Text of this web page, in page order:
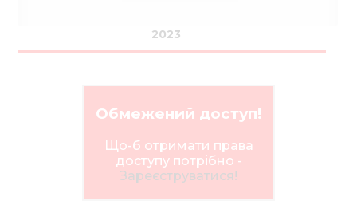
2023
Обмежений доступ!
Що-б отримати права
доступу потрібно -
Зареєструватися!